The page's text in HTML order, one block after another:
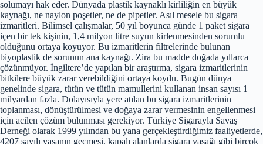
solumayı hak eder. Dünyada plastik kaynaklı kirliliğin en büyük
kaynağı, ne naylon poşetler, ne de pipetler. Asıl mesele bu sigara
izmaritleri. Bilimsel çalışmalar, 50 yıl boyunca günde 1 paket sigara
içen bir tek kişinin, 1,4 milyon litre suyun kirlenmesinden sorumlu
olduğunu ortaya koyuyor. Bu izmaritlerin filtrelerinde bulunan
biyoplastik de sorunun ana kaynağı. Zira bu madde doğada yıllarca
çözünmüyor. İngiltere’de yapılan bir araştırma, sigara izmaritlerinin
bitkilere büyük zarar verebildiğini ortaya koydu. Bugün dünya
genelinde sigara, tütün ve tütün mamullerini kullanan insan sayısı 1
milyardan fazla. Dolayısıyla yere atılan bu sigara izmaritlerinin
toplanması, dönüştürülmesi ve doğaya zarar vermesinin engellenmesi
için acilen çözüm bulunması gerekiyor. Türkiye Sigarayla Savaş
Derneği olarak 1999 yılından bu yana gerçekleştirdiğimiz faaliyetlerde,
4207 sayılı yasanın geçmesi, kapalı alanlarda sigara yasağı gibi birçok